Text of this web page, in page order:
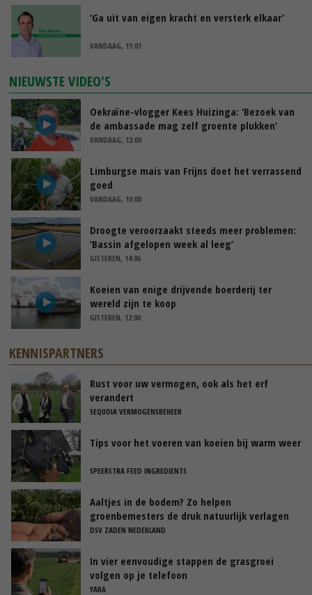
‘Ga uit van eigen kracht en versterk elkaar’
VANDAAG, 11:01
NIEUWSTE VIDEO'S
Oekraïne-vlogger Kees Huizinga: ‘Bezoek van
de ambassade mag zelf groente plukken’
VANDAAG, 12:00
Limburgse mais van Frijns doet het verrassend
goed
VANDAAG, 10:00
Droogte veroorzaakt steeds meer problemen:
‘Bassin afgelopen week al leeg’
GISTEREN, 14:06
Koeien van enige drijvende boerderij ter
wereld zijn te koop
GISTEREN, 12:00
KENNISPARTNERS
Rust voor uw vermogen, ook als het erf
verandert
SEQUOIA VERMOGENSBEHEER
Tips voor het voeren van koeien bij warm weer
SPEERSTRA FEED INGREDIENTS
Aaltjes in de bodem? Zo helpen
groenbemesters de druk natuurlijk verlagen
DSV ZADEN NEDERLAND
In vier eenvoudige stappen de grasgroei
volgen op je telefoon
YARA